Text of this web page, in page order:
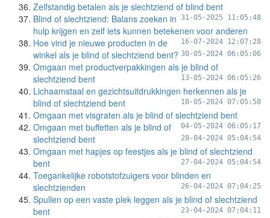
Zelfstandig betalen als je slechtziend of blind bent
31-05-2025 11:05:48
Blind of slechtziend: Balans zoeken in
hulp krijgen en zelf iets kunnen betekenen voor anderen
16-07-2024 12:07:28
Hoe vind je nieuwe producten in de
winkel als je blind of slechtziend bent? 30-05-2024 06:05:06
Omgaan met productverpakkingen als je blind of
slechtziend bent
13-05-2024 06:05:26
Lichaamstaal en gezichtsuitdrukkingen herkennen als je
blind of slechtziend bent
10-05-2024 07:05:58
Omgaan met visgraten als je blind of slechtziend bent
04-05-2024 06:05:17
Omgaan met buffetten als je blind of
slechtziend bent
28-04-2024 05:04:54
Omgaan met hapjes op feestjes als je blind of slechtziend
bent
27-04-2024 05:04:54
Toegankelijke robotstofzuigers voor blinden en
slechtzienden
26-04-2024 07:04:25
Spullen op een vaste plek leggen als je blind of slechtziend
bent
23-04-2024 07:04:11